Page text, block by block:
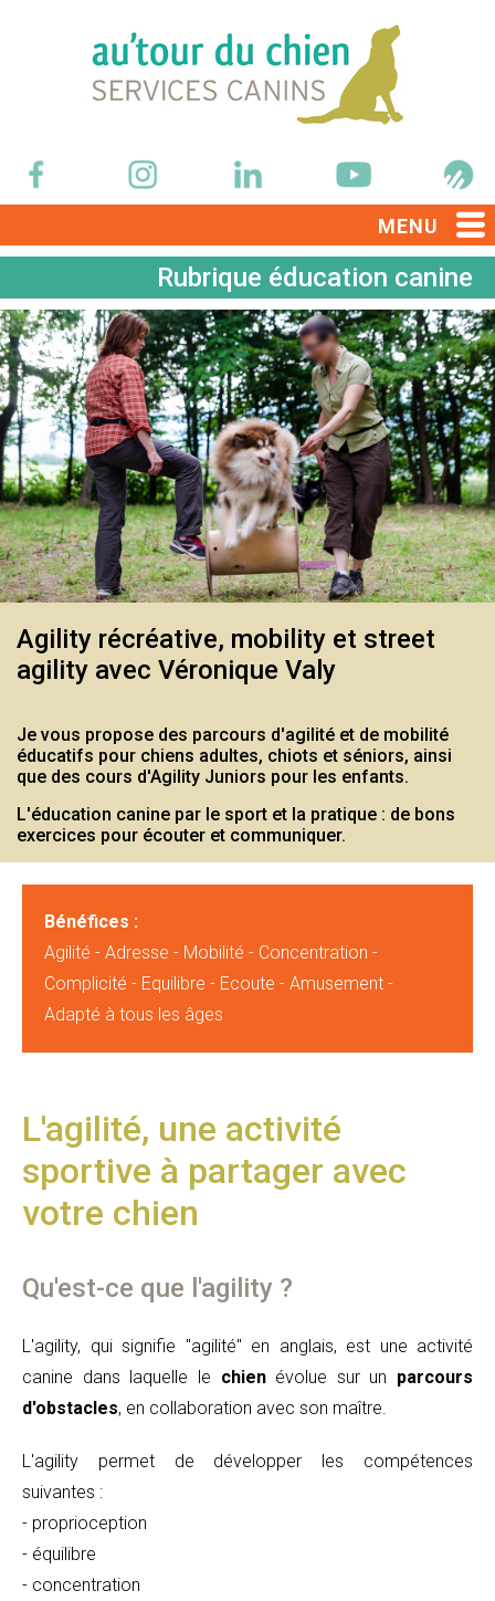
MENU
Rubrique éducation canine
Agility récréative, mobility et street
agility avec Véronique Valy
Je vous propose des parcours d'agilité et de mobilité
éducatifs pour chiens adultes, chiots et séniors, ainsi
que des cours d'Agility Juniors pour les enfants.
L'éducation canine par le sport et la pratique : de bons
exercices pour écouter et communiquer.
Bénéfices :
Agilité - Adresse - Mobilité - Concentration -
Complicité - Equilibre - Ecoute - Amusement -
Adapté à tous les âges
L'agilité, une activité
sportive à partager avec
votre chien
Qu'est-ce que l'agility ?
L'agility, qui signifie "agilité" en anglais, est une activité
canine dans laquelle le chienévolue sur un parcours
d'obstacles, en collaboration avec son maître.
L'agility permet de développer les compétences
suivantes :
- proprioception
- équilibre
- concentration